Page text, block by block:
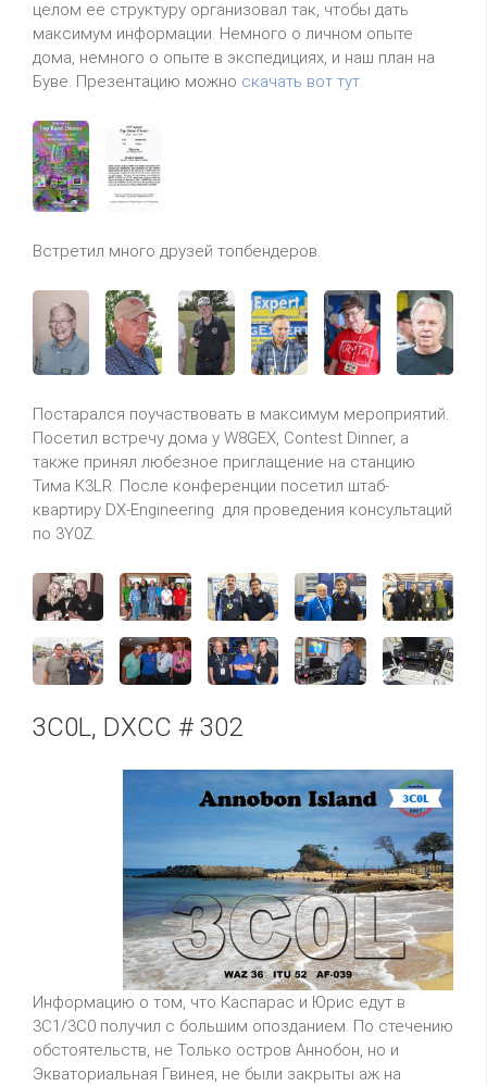
целом ее структуру организовал так, чтобы дать
максимум информации. Немного о личном опыте
дома, немного о опыте в экспедициях, и наш план на
Буве. Презентацию можно скачать вот тут.
Встретил много друзей топбендеров.
Постарался поучаствовать в максимум мероприятий.
Посетил встречу дома у W8GEX, Contest Dinner, а
также принял любезное приглащение на станцию
Тима K3LR. После конференции посетил штаб-
квартиру DX-Engineering для проведения консультаций
по 3Y0Z.
3C0L, DXCC # 302
Информацию о том, что Каспарас и Юрис едут в
3C1/3C0 получил с большим опозданием. По стечению
обстоятельств, не Только остров Аннобон, но и
Экваториальная Гвинея, не были закрыты аж на